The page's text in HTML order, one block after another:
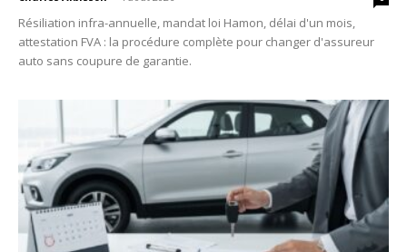
Résiliation infra-annuelle, mandat loi Hamon, délai d'un mois,
attestation FVA : la procédure complète pour changer d'assureur
auto sans coupure de garantie.